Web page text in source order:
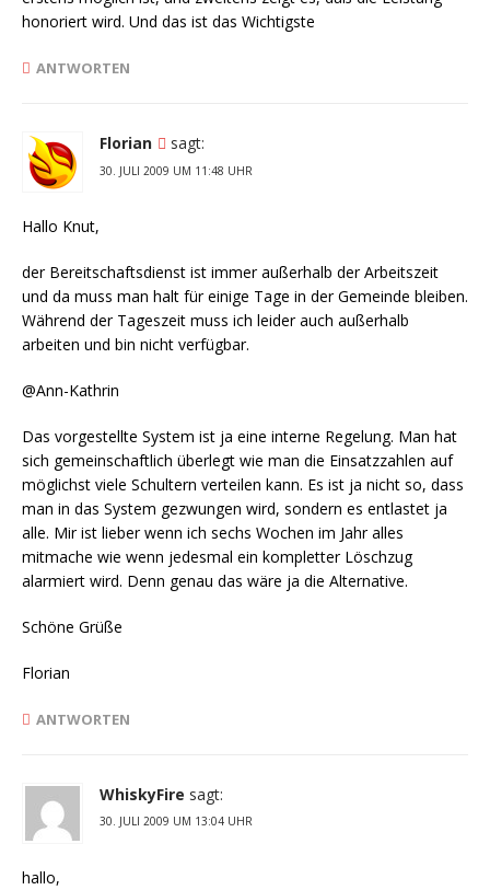
honoriert wird. Und das ist das Wichtigste
ANTWORTEN
Florian sagt:
30. JULI 2009 UM 11:48 UHR
Hallo Knut,
der Bereitschaftsdienst ist immer außerhalb der Arbeitszeit
und da muss man halt für einige Tage in der Gemeinde bleiben.
Während der Tageszeit muss ich leider auch außerhalb
arbeiten und bin nicht verfügbar.
@Ann-Kathrin
Das vorgestellte System ist ja eine interne Regelung. Man hat
sich gemeinschaftlich überlegt wie man die Einsatzzahlen auf
möglichst viele Schultern verteilen kann. Es ist ja nicht so, dass
man in das System gezwungen wird, sondern es entlastet ja
alle. Mir ist lieber wenn ich sechs Wochen im Jahr alles
mitmache wie wenn jedesmal ein kompletter Löschzug
alarmiert wird. Denn genau das wäre ja die Alternative.
Schöne Grüße
Florian
ANTWORTEN
WhiskyFire sagt:
30. JULI 2009 UM 13:04 UHR
hallo,